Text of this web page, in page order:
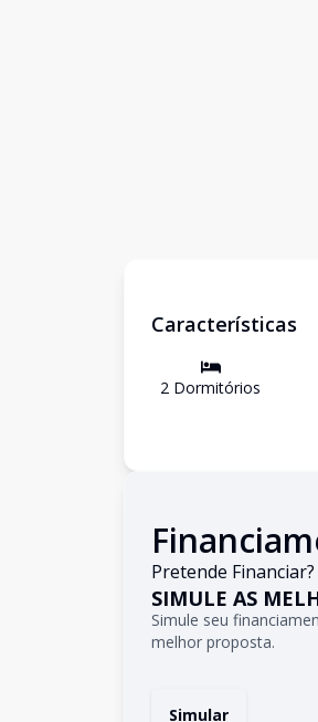
Características
2 Dormitórios
Pretende Financiar?
SIMULE AS
Simule seu
melhor proposta.
Simular